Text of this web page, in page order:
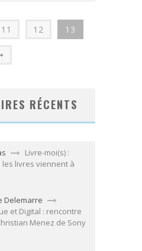
11 12 13
RÉCENTS
Livre-moi(s) :
les livres viennent à
Delemarre
et Digital : rencontre
Menez de Sony